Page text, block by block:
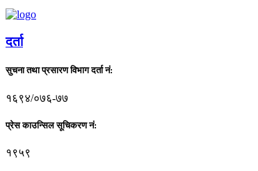
दर्ता
सुचना तथा प्रसारण विभाग दर्ता नं:
१६९४/०७६-७७
प्रेस काउन्सिल सूचिकरण नं:
१९५९